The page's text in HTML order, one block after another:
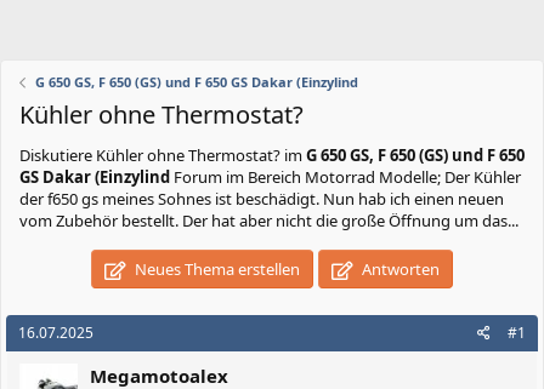
G 650 GS, F 650 (GS) und F 650 GS Dakar (Einzylind
Kühler ohne Thermostat?
Diskutiere Kühler ohne Thermostat? imG 650 GS, F 650 (GS) und F 650
GS Dakar (Einzylind Forum im Bereich Motorrad Modelle; Der Kühler
der f650 gs meines Sohnes ist beschädigt. Nun hab ich einen neuen
vom Zubehör bestellt. Der hat aber nicht die große Öffnung um das...
Neues Thema erstellen Antworten
16.07.2025 #1
Megamotoalex